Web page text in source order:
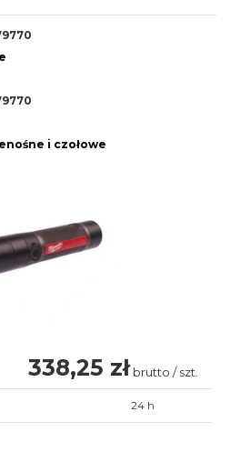
i czołowe
338,25 zł brutto / szt.
24 h